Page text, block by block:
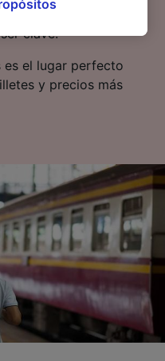
precio más bajo,
clave.
es el lugar perfecto
y precios más
interés legítimo o,
Tus preferencias
y no
Tus
de rastreo si
geográfica
las
para su
información en un
Publicidad y
medición de
de